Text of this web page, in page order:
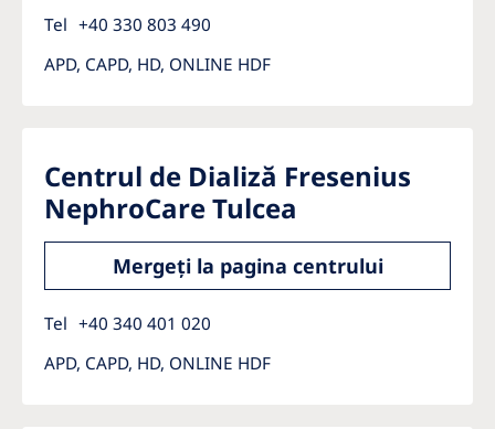
Tel +40 330 803 490
APD, CAPD, HD, ONLINE HDF
Centrul de Dializă Fresenius
NephroCare Tulcea
Mergeți la pagina centrului
Tel +40 340 401 020
APD, CAPD, HD, ONLINE HDF